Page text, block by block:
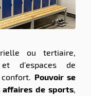
ou tertiaire,
d'espaces de
Pouvoir se
affaires de sports,